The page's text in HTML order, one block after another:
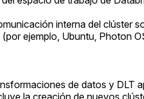
interna del clúster
ejemplo, Ubuntu, Photon
de datos y DLT